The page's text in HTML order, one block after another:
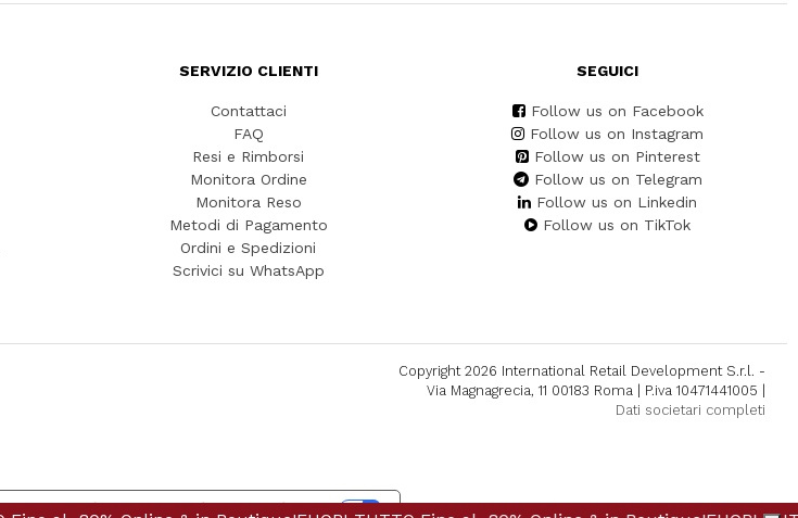
SERVIZIO CLIENTI
Contattaci
FAQ
Resi e Rimborsi
Monitora Ordine
Monitora Reso
Metodi di Pagamento
Ordini e Spedizioni
Scrivici su WhatsApp
SEGUICI
Follow us on Facebook
Follow us on Instagram
Follow us on Pinterest
Follow us on Telegram
Follow us on Linkedin
Follow us on TikTok
Copyright 2026 International Retail Development S.r.l. -
Via Magnagrecia, 11 00183 Roma | P.iva 10471441005 |
Dati societari completi
Le tue preferenze relative alla privacy